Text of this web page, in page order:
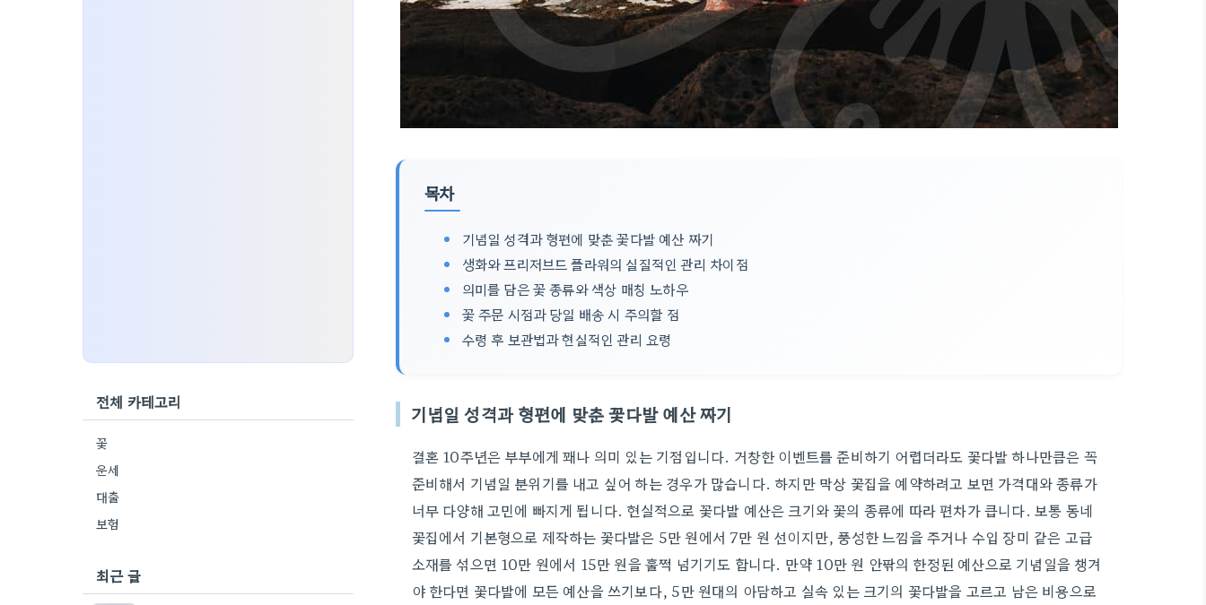
목차
기념일 성격과 형편에 맞춘 꽃다발 예산 짜기
생화와 프리저브드 플라워의 실질적인 관리 차이점
의미를 담은 꽃 종류와 색상 매칭 노하우
꽃 주문 시점과 당일 배송 시 주의할 점
수령 후 보관법과 현실적인 관리 요령
기념일 성격과 형편에 맞춘 꽃다발 예산 짜기
결혼 10주년은 부부에게 꽤나 의미 있는 기점입니다. 거창한 이벤트를 준비하기 어렵더라도 꽃다발 하나만큼은 꼭
준비해서 기념일 분위기를 내고 싶어 하는 경우가 많습니다. 하지만 막상 꽃집을 예약하려고 보면 가격대와 종류가
너무 다양해 고민에 빠지게 됩니다. 현실적으로 꽃다발 예산은 크기와 꽃의 종류에 따라 편차가 큽니다. 보통 동네
꽃집에서 기본형으로 제작하는 꽃다발은 5만 원에서 7만 원 선이지만, 풍성한 느낌을 주거나 수입 장미 같은 고급
소재를 섞으면 10만 원에서 15만 원을 훌쩍 넘기기도 합니다. 만약 10만 원 안팎의 한정된 예산으로 기념일을 챙겨
야 한다면 꽃다발에 모든 예산을 쓰기보다, 5만 원대의 아담하고 실속 있는 크기의 꽃다발을 고르고 남은 비용으로
전체 카테고리
꽃
운세
대출
보험
최근 글